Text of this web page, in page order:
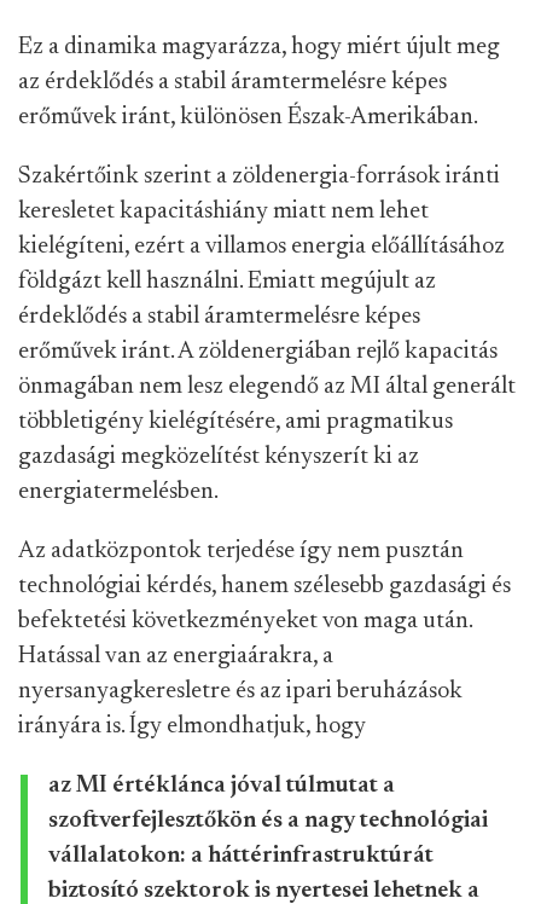
Ez a dinamika magyarázza, hogy miért újult meg
az érdeklődés a stabil áramtermelésre képes
erőművek iránt, különösen Észak-Amerikában.
Szakértőink szerint a zöldenergia-források iránti
keresletet kapacitáshiány miatt nem lehet
kielégíteni, ezért a villamos energia előállításához
földgázt kell használni. Emiatt megújult az
érdeklődés a stabil áramtermelésre képes
erőművek iránt. A zöldenergiában rejlő kapacitás
önmagában nem lesz elegendő az MI által generált
többletigény kielégítésére, ami pragmatikus
gazdasági megközelítést kényszerít ki az
energiatermelésben.
Az adatközpontok terjedése így nem pusztán
technológiai kérdés, hanem szélesebb gazdasági és
befektetési következményeket von maga után.
Hatással van az energiaárakra, a
nyersanyagkeresletre és az ipari beruházások
irányára is. Így elmondhatjuk, hogy
az MI értéklánca jóval túlmutat a
szoftverfejlesztőkön és a nagy technológiai
vállalatokon: a háttérinfrastruktúrát
biztosító szektorok is nyertesei lehetnek a